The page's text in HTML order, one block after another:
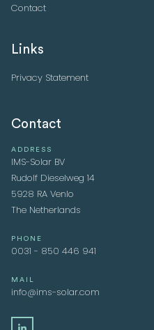
Contact
Links
Privacy Statement
Contact
ADDRESS
IMS-Solar BV
Rudolf Dieselweg 14
5928 RA Venlo
The Netherlands
PHONE
0031 - 850 446 941
MAIL
info@ims-solar.com